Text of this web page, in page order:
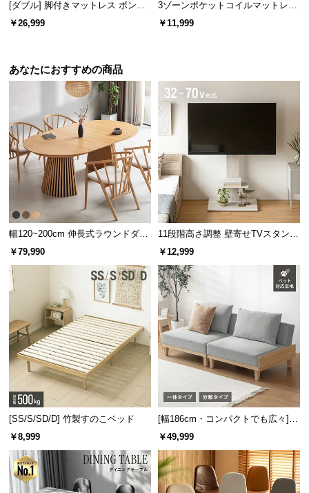
[ダブル] 脚付きマットレス ボンネ
ルコイル やさしい肌触り コンパク
￥26,999
3ゾーンポケットコイルマットレス
厚さ22cm S/SD/D
￥11,999
あなたにおすすめの商品
幅120~200cm 伸長式ラウンドダイ
ニングテーブル 6人掛け 天然木突
￥79,990
11段階高さ調整 壁寄せTVスタンド
キャスター付き 上下左右角度調節
￥12,999
[SS/S/SD/D] 竹製すのこベッド
￥8,999
[幅186cm・コンパクトでも広々] 3
人掛けソファベッド リクライニン
グ 天然木フレーム 北欧
￥49,999